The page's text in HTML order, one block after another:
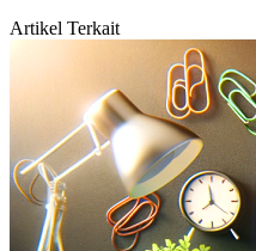
Artikel Terkait